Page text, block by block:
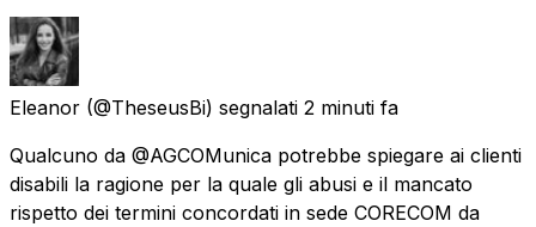
Eleanor (@TheseusBi) segnalati 2 minuti fa
Qualcuno da @AGCOMunica potrebbe spiegare ai clienti
disabili la ragione per la quale gli abusi e il mancato
rispetto dei termini concordati in sede CORECOM da